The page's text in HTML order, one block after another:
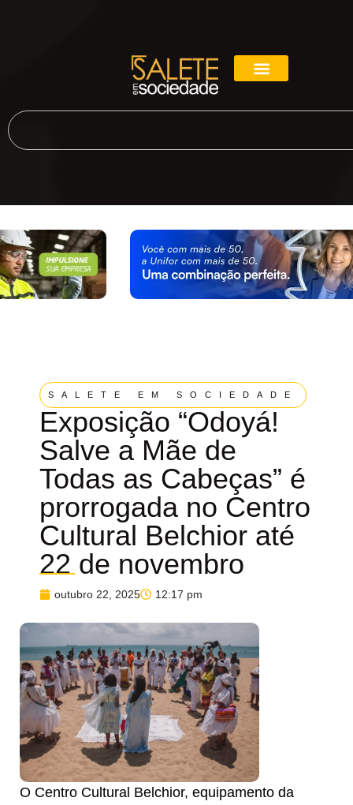
SALETE EM SOCIEDADE
Exposição “Odoyá!
Salve a Mãe de
Todas as Cabeças” é
prorrogada no Centro
Cultural Belchior até
22 de novembro
outubro 22, 2025 12:17 pm
O Centro Cultural Belchior, equipamento da